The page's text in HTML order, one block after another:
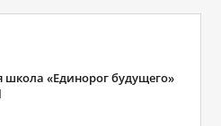
«Единорог будущего»